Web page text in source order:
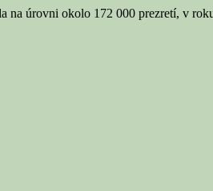
na úrovni okolo 172 000 prezretí, v